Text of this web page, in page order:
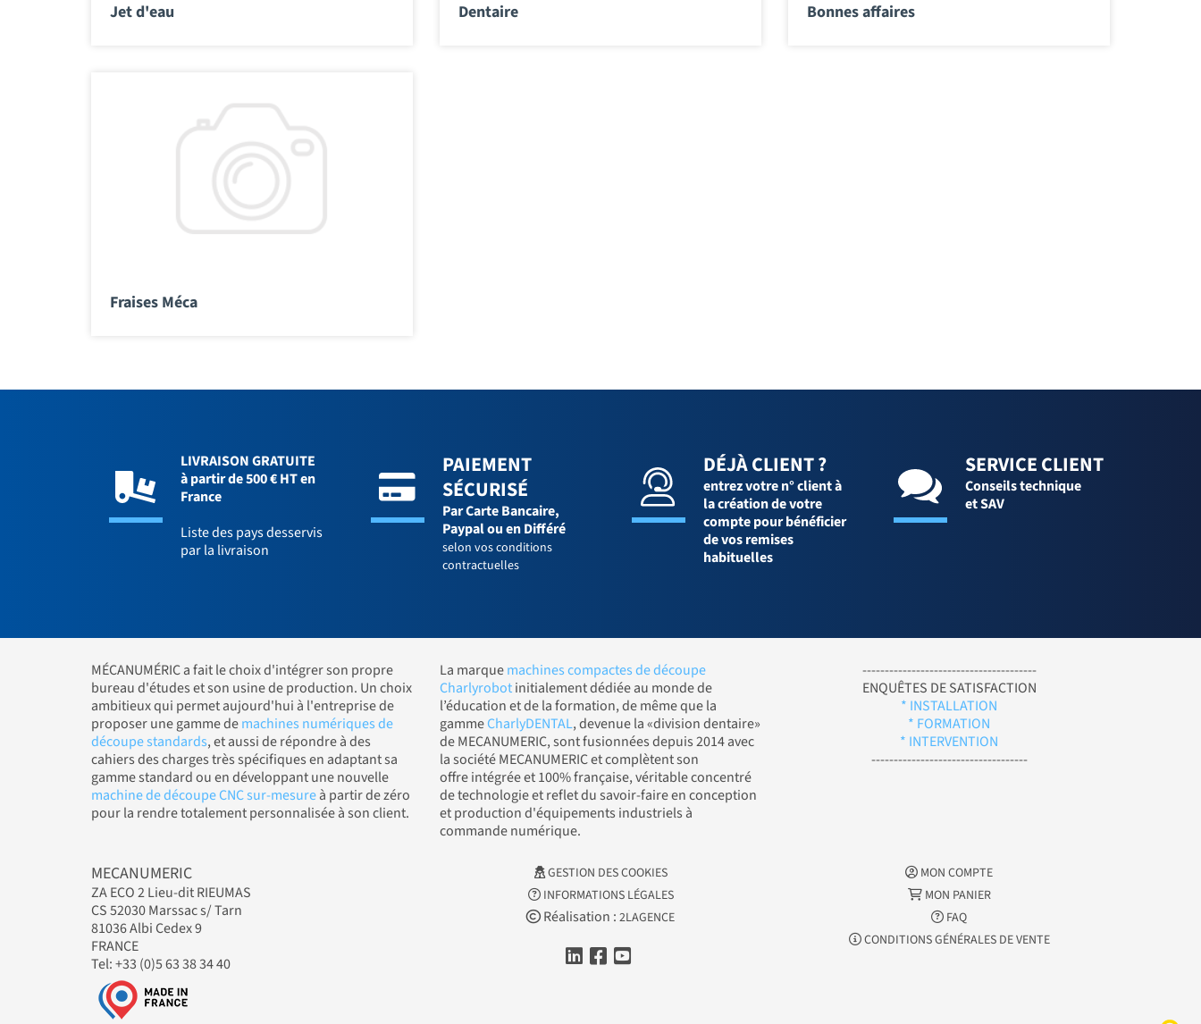
Jet d'eau Dentaire Bonnes affaires
Fraises Méca
LIVRAISON GRATUITE
à partir de 500 € HT en
France
Liste des pays desservis
par la livraison
PAIEMENT
SÉCURISÉ
Par Carte Bancaire,
Paypal ou en Différé
selon vos conditions
contractuelles
DÉJÀ CLIENT ?
entrez votre n° client à
la création de votre
compte pour bénéficier
de vos remises
habituelles
SERVICE CLIENT
Conseils technique
et SAV
MÉCANUMÉRIC a fait le choix d'intégrer son propre
bureau d'études et son usine de production. Un choix
ambitieux qui permet aujourd'hui à l'entreprise de
proposer une gamme demachines numériques de
découpe standards, et aussi de répondre à des
cahiers des charges très spécifiques en adaptant sa
gamme standard ou en développant une nouvelle
machine de découpe CNC sur-mesureà partir de zéro
pour la rendre totalement personnalisée à son client.
La marquemachines compactes de découpe
Charlyrobotinitialement dédiée au monde de
l’éducation et de la formation, de même que la
gammeCharlyDENTAL, devenue la «division dentaire»
de MECANUMERIC, sont fusionnées depuis 2014 avec
la société MECANUMERIC et complètent son
offre intégrée et 100% française, véritable concentré
de technologie et reflet du savoir-faire en conception
et production d'équipements industriels à
commande numérique.
---------------------------------------
ENQUÊTES DE SATISFACTION
* INSTALLATION
* FORMATION
* INTERVENTION
-----------------------------------
MECANUMERIC
ZA ECO 2 Lieu-dit RIEUMAS
CS 52030 Marssac s/ Tarn
81036 Albi Cedex 9
FRANCE
Tel: +33 (0)5 63 38 34 40
GESTION DES COOKIES
INFORMATIONS LÉGALES
Réalisation : 2LAGENCE
MON COMPTE
MON PANIER
FAQ
CONDITIONS GÉNÉRALES DE VENTE